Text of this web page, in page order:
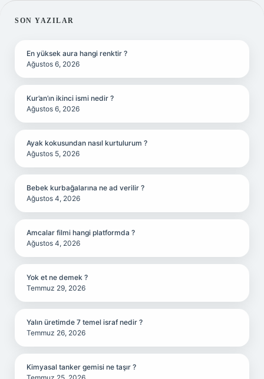
SIDEBAR
SON YAZILAR
En yüksek aura hangi renktir ?
Ağustos 6, 2026
Kur’an’ın ikinci ismi nedir ?
Ağustos 6, 2026
Ayak kokusundan nasıl kurtulurum ?
Ağustos 5, 2026
Bebek kurbağalarına ne ad verilir ?
Ağustos 4, 2026
Amcalar filmi hangi platformda ?
Ağustos 4, 2026
Yok et ne demek ?
Temmuz 29, 2026
Yalın üretimde 7 temel israf nedir ?
Temmuz 26, 2026
Kimyasal tanker gemisi ne taşır ?